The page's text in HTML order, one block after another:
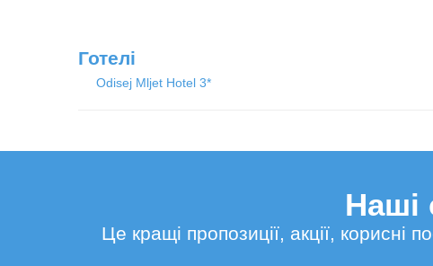
Готелі
Odisej Mljet Hotel 3*
Наші
Це кращі пропозиції, акції,